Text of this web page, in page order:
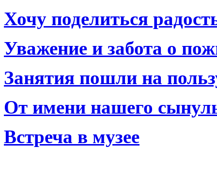
Хочу поделиться
Уважение и забота о
Занятия пошли на
От имени нашего
Встреча в музее